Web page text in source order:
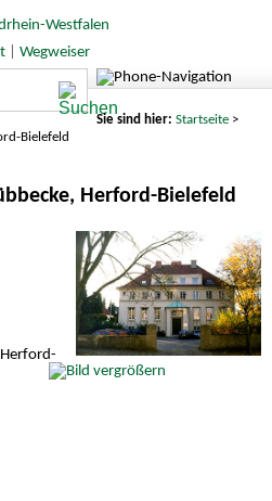
| Wegweiser
Sie sind hier: Startseite>
Bielefeld
Herford-Bielefeld